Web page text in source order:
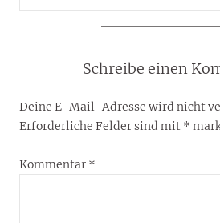
Schreibe einen
Deine E-Mail-Adresse wird nicht
Erforderliche Felder sind mit *
Kommentar *